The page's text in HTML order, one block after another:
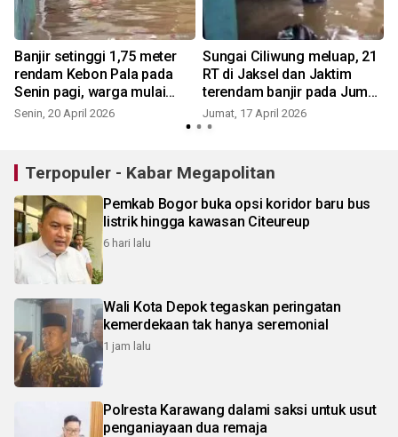
Banjir setinggi 1,75 meter
rendam Kebon Pala pada
Senin pagi, warga mulai
mengungsi
Senin, 20 April 2026
Sungai Ciliwung meluap, 21
RT di Jaksel dan Jaktim
terendam banjir pada Jumat
pagi
Jumat, 17 April 2026
Terpopuler - Kabar Megapolitan
Pemkab Bogor buka opsi koridor baru bus
listrik hingga kawasan Citeureup
6 hari lalu
Wali Kota Depok tegaskan peringatan
kemerdekaan tak hanya seremonial
1 jam lalu
Polresta Karawang dalami saksi untuk usut
penganiayaan dua remaja